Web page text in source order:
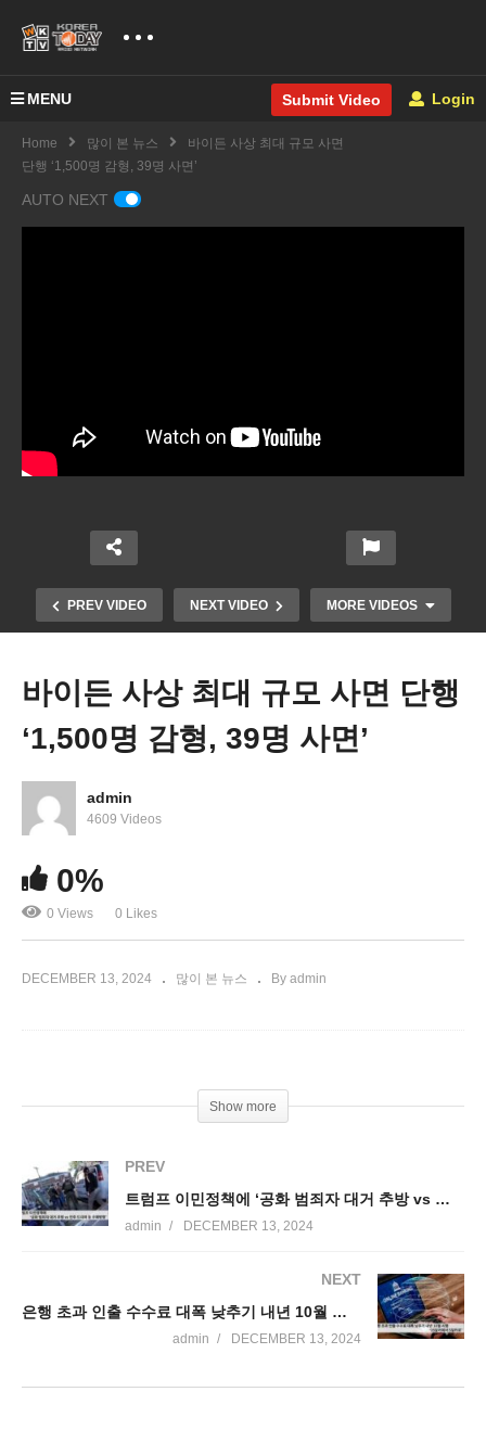
MENU Submit Video Login
Home 많이 본 뉴스
바이든 사상 최대 규모 사면
단행 ‘1,500명 감형, 39명 사면’
AUTO NEXT
PREV VIDEO NEXT VIDEO MORE VIDEOS
2024년 매장 폐쇄 69% 급증, 7천 개 이상 문 닫아
바이든 사상 최대 규모 사면 단행
‘1,500명 감형, 39명 사면’
admin
4609 Videos
0%
0 Views 0 Likes
DECEMBER 13, 2024 많이 본 뉴스 By admin
Show more
PREV
트럼프 이민정책에 ‘공화 범죄자 대거 추방 vs 민주 드리머 등 구제 병행’
admin DECEMBER 13, 2024
NEXT
은행 초과 인출 수수료 대폭 낮추기 내년 10월 시행 ‘35달러에서 5달러로’
admin DECEMBER 13, 2024